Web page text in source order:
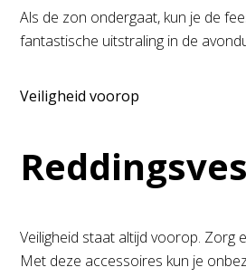
Als de zon ondergaat, kun je de
fantastische uitstraling in de
Veiligheid voorop
Veiligheid staat altijd voorop. Zorg
Met deze accessoires kun je